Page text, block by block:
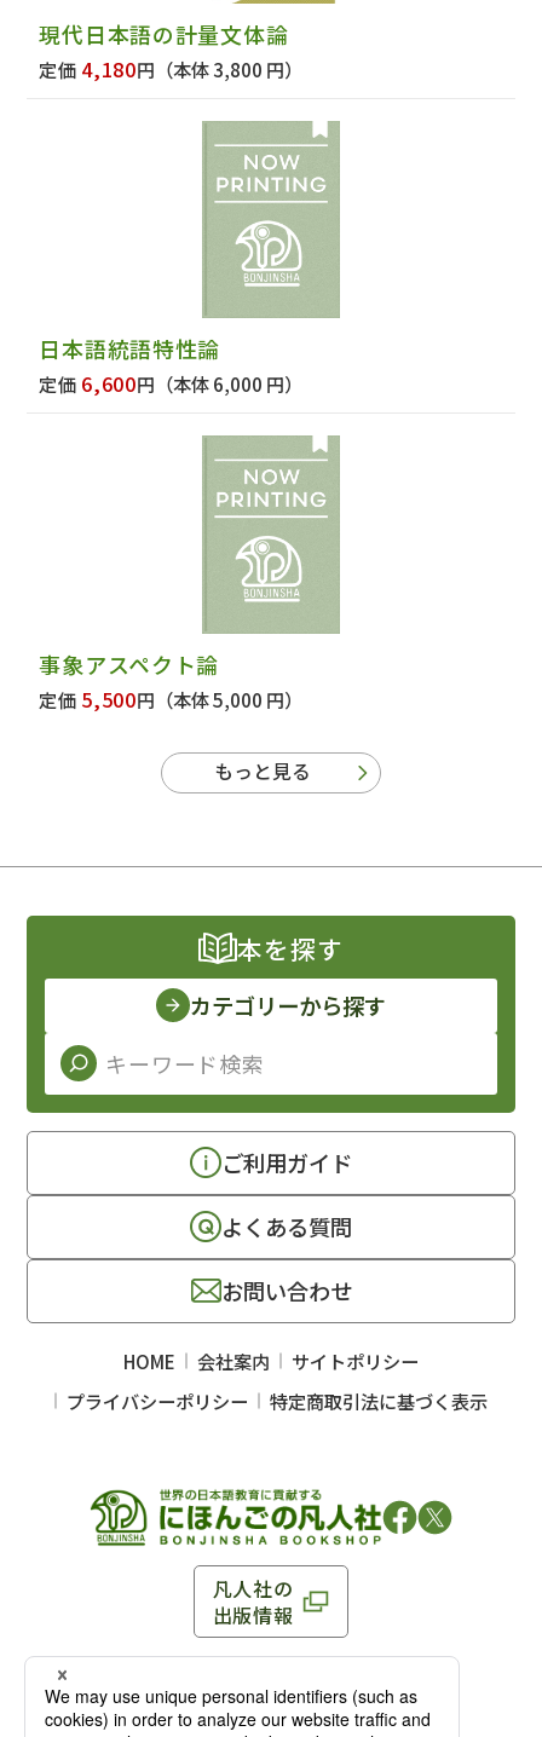
現代日本語の計量文体論
定価 4,180円 （本体 3,800 円）
日本語統語特性論
定価 6,600円 （本体 6,000 円）
事象アスペクト論
定価 5,500円 （本体 5,000 円）
もっと見る
凡人社の
出版情報
〒102-0093 東京都千代田区平河町 1-3-13 8F
TEL：03-3263-3959／FAX：03-3263-3116
本を探す
カテゴリーから探す
ご利用ガイド
よくある質問
お問い合わせ
HOME 会社案内
サイトポリシー
プライバシーポリシー
特定商取引法に基づく表示